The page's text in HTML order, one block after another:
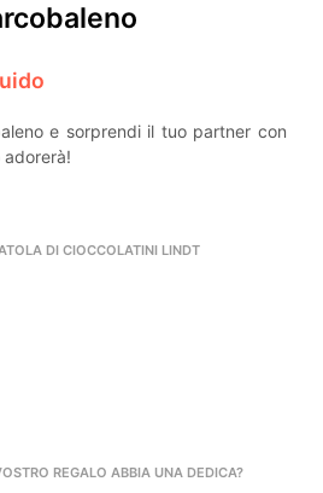
e sorprendi il tuo partner con
adorerà!
DI CIOCCOLATINI LINDT
REGALO ABBIA UNA DEDICA?